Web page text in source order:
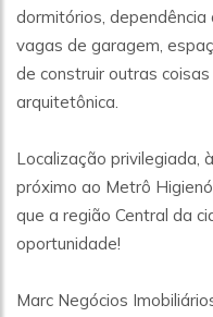
dormitórios,
vagas de garagem,
de construir outras
arquitetônica.
Localização privilegiada,
próximo ao Metrô
que a região Central da
oportunidade!
Marc Negócios